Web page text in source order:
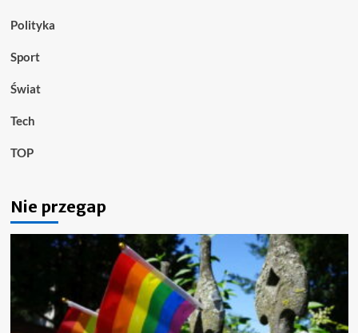
Polityka
Sport
Świat
Tech
TOP
Nie przegap